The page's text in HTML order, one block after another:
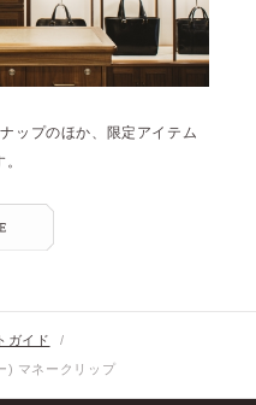
ップのほか、限定アイテム
ガイド
/
) マネークリップ